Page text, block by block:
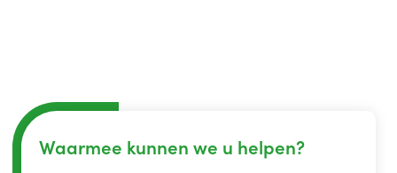
Waarmee kunnen we u helpen?